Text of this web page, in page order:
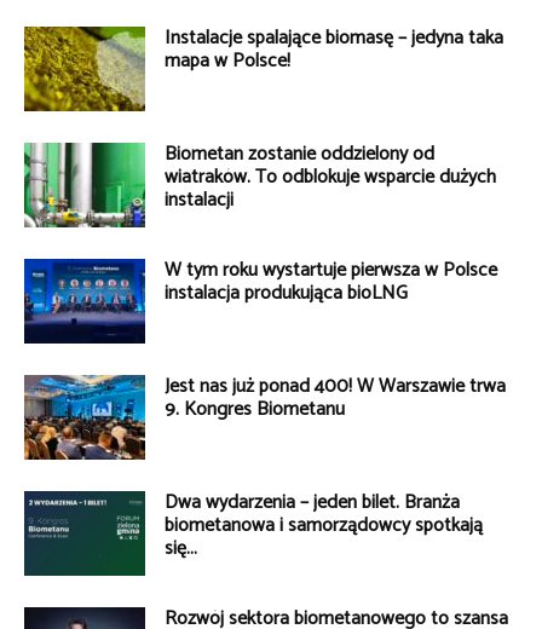
Instalacje spalające biomasę – jedyna taka
mapa w Polsce!
Biometan zostanie oddzielony od
wiatraków. To odblokuje wsparcie dużych
instalacji
W tym roku wystartuje pierwsza w Polsce
instalacja produkująca bioLNG
Jest nas już ponad 400! W Warszawie trwa
9. Kongres Biometanu
Dwa wydarzenia – jeden bilet. Branża
biometanowa i samorządowcy spotkają
się...
Rozwój sektora biometanowego to szansa